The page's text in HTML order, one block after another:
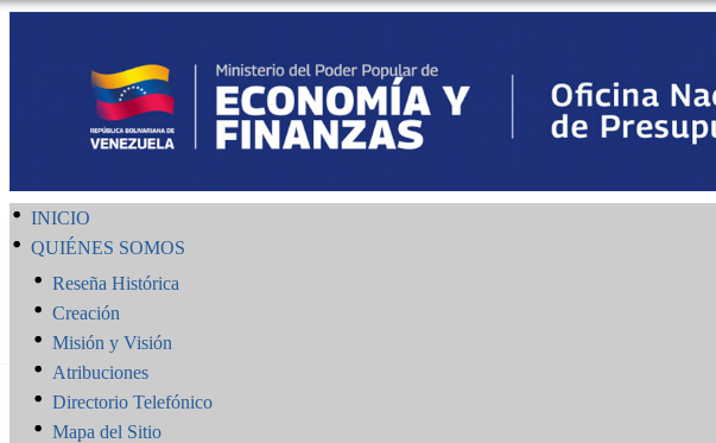
INICIO
QUIÉNES SOMOS
Reseña Histórica
Creación
Misión y Visión
Atribuciones
Directorio Telefónico
Mapa del Sitio